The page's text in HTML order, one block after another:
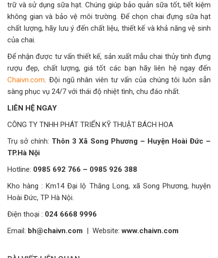
trữ và sử dụng sữa hạt. Chúng giúp bảo quản sữa tốt, tiết kiệm
không gian và bảo vệ môi trường. Để chọn chai đựng sữa hạt
chất lượng, hãy lưu ý đến chất liệu, thiết kế và khả năng vệ sinh
của chai.
Để nhận được tư vấn thiết kế, sản xuất mẫu chai thủy tinh đựng
rượu đẹp, chất lượng, giá tốt các bạn hãy liên hệ ngay đến
Chaivn.com. Đội ngũ nhân viên tư vấn của chúng tôi luôn sẵn
sàng phục vụ 24/7 với thái độ nhiệt tình, chu đáo nhất.
LIÊN HỆ NGAY
CÔNG TY TNHH PHÁT TRIỂN KỸ THUẬT BÁCH HOA
Trụ sở chính: Thôn 3 Xã Song Phương – Huyện Hoài Đức –
TP.Hà Nội
Hotline: 0985 692 766 – 0985 926 388
Kho hàng : Km14 Đại lộ Thăng Long, xã Song Phương, huyện
Hoài Đức, TP Hà Nội.
Điện thoại : 024 6668 9996
Email: bh@chaivn.com | Website:www.chaivn.com